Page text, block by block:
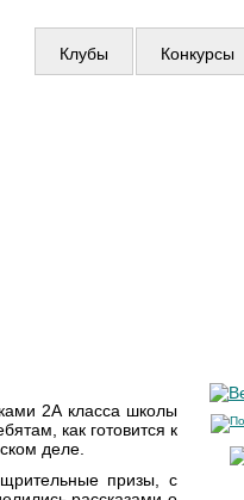
Клубы Конкурсы
2А класса школы
как готовится к
деле.
призы, с